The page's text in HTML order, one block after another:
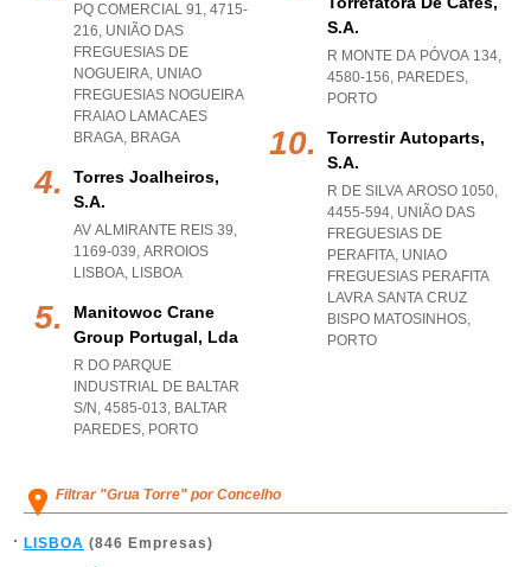
PQ COMERCIAL 91, 4715-
216, UNIÃO DAS
FREGUESIAS DE
NOGUEIRA, UNIAO
FREGUESIAS NOGUEIRA
FRAIAO LAMACAES
BRAGA, BRAGA
Torres Joalheiros,
S.a.
AV ALMIRANTE REIS 39,
1169-039, ARROIOS
LISBOA, LISBOA
Manitowoc Crane
Group Portugal, Lda
R DO PARQUE
INDUSTRIAL DE BALTAR
S/N, 4585-013, BALTAR
PAREDES, PORTO
S.a.
R MONTE DA PÓVOA 134,
4580-156, PAREDES,
PORTO
Torrestir Autoparts,
S.a.
R DE SILVA AROSO 1050,
4455-594, UNIÃO DAS
FREGUESIAS DE
PERAFITA, UNIAO
FREGUESIAS PERAFITA
LAVRA SANTA CRUZ
BISPO MATOSINHOS,
PORTO
Filtrar "Grua Torre" por Concelho
LISBOA (846 Empresas)